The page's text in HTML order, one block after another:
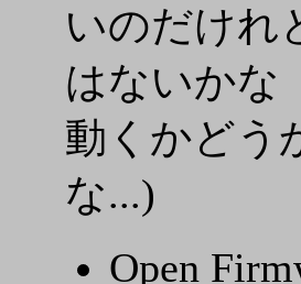
いのだけれ
はないかな
動くかどう
な...)
Open